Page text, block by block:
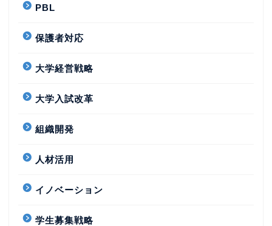
PBL
保護者対応
大学経営戦略
大学入試改革
組織開発
人材活用
イノベーション
学生募集戦略